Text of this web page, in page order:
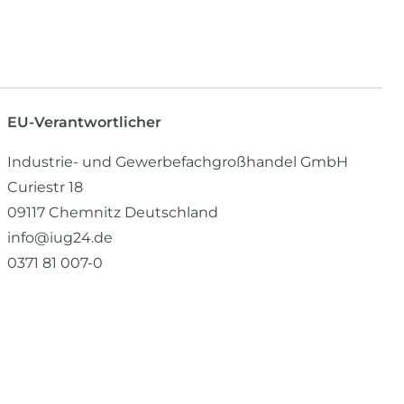
EU-Verantwortlicher
Industrie- und Gewerbefachgroßhandel GmbH
Curiestr 18
09117 Chemnitz Deutschland
info@iug24.de
0371 81 007-0